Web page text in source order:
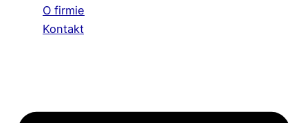
O firmie
Kontakt